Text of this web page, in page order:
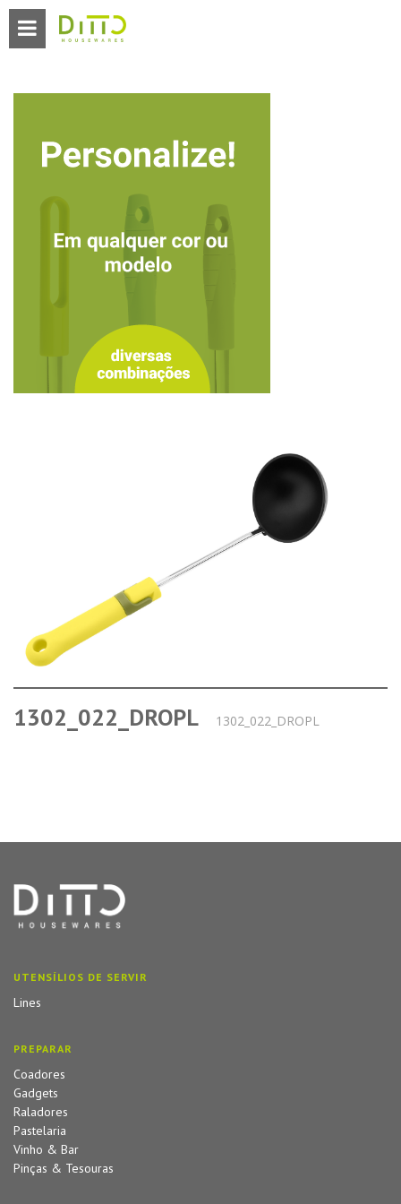
1302_022_DROPL 1302_022_DROPL
UTENSÍLIOS DE SERVIR
Lines
PREPARAR
Coadores
Gadgets
Raladores
Pastelaria
Vinho & Bar
Pinças & Tesouras